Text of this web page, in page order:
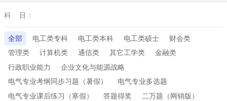
科 目：
全部 电工类专科 电工类本科 电工类硕士
财会类
管理类
计算机类 通信类 其它工学类
金融类
行政职业能力
企业文化与能源战略
电气专业考纲同步习题（暑假）
电气专业多选题
电气专业课后练习（寒假）
答题得奖
二万题（网销版）